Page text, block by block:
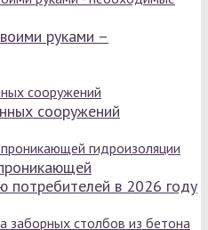
руками –
сооружений
потребителей в 2026 году